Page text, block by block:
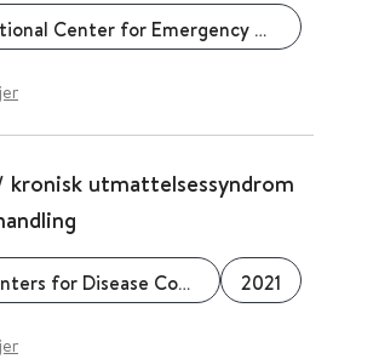
National Center for Emergency Medicine Informatics
kronisk utmattelsessyndrom
Centers for Disease Control & Prevention (CDC) 2021